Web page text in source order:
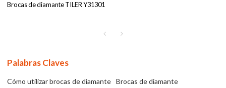
Brocas de diamante TILER Y31301
Palabras Claves
Cómo utilizar brocas de diamante
Brocas de diamante